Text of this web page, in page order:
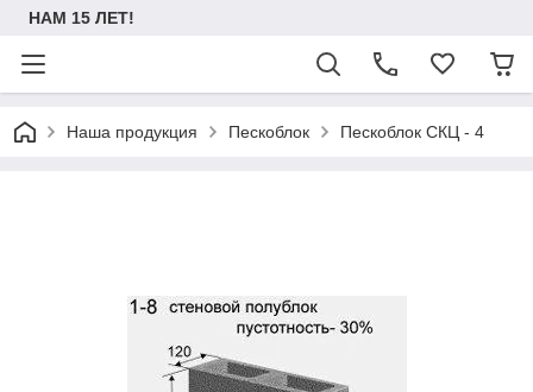
НАМ 15 ЛЕТ!
Наша продукция Пескоблок Пескоблок СКЦ - 4